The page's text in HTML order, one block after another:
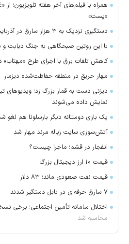
همراه با فیلم‌های آخر هفته تلویزیون؛ از
«پست»
دستگیری نزدیک به ۳ هزار سارق در آذربایجان‌شرقی
با این روتین صبحگاهی به جنگ دیابت و
کاهش تلفات برق با اجرای طرح «مهتاب»
مهار حریق در منطقه حفاظت‌شده دیزمار
دیزنی دست به قمار بزرگ زد؛ ویدیو‌های
نمایش داده می‌شوند
یک بازی دوستانه دیگر بارسلونا هم لغو
آتش‌سوزی سایت زباله مرند مهار شد
انفجار در قشم؛ ماجرا چیست؟
قیمت ۱۰ ارز دیجیتال بزرگ
قیمت نفت صعودی ماند؛ ۸۳ دلار
۷ سارق حرفه‌ای در بابل دستگیر شدند
اختلال سامانه تأمین اجتماعی؛ برخی
محاسبه شد